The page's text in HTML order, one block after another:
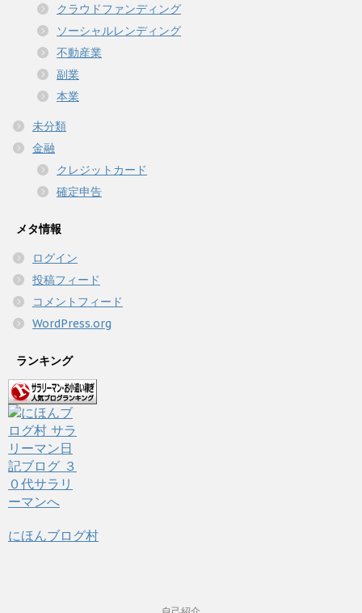
クラウドファンディング
ソーシャルレンディング
不動産業
副業
本業
未分類
金融
クレジットカード
確定申告
メタ情報
ログイン
投稿フィード
コメントフィード
WordPress.org
ランキング
にほんブログ村